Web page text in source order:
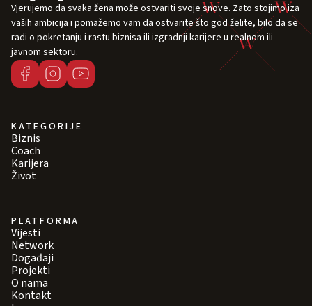
Vjerujemo da svaka žena može ostvariti svoje snove. Zato stojimo iza
vaših ambicija i pomažemo vam da ostvarite što god želite, bilo da se
radi o pokretanju i rastu biznisa ili izgradnji karijere u realnom ili
javnom sektoru.
KATEGORIJE
Biznis
Coach
Karijera
Život
PLATFORMA
Vijesti
Network
Događaji
Projekti
O nama
Kontakt